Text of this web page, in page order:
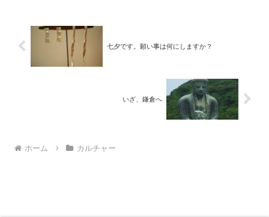
七夕です。願い事は何にしますか？
いざ、鎌倉へ
ホーム カルチャー